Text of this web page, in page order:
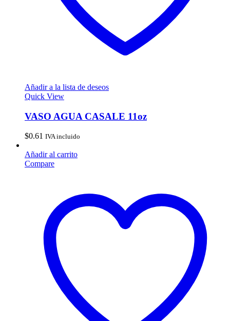
Añadir a la lista de deseos
Quick View
VASO AGUA CASALE 11oz
$0.61 IVA incluido
Añadir al carrito
Compare